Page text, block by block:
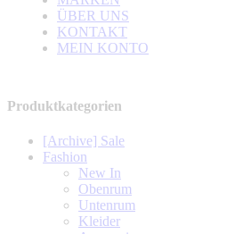
ÜBER UNS
KONTAKT
MEIN KONTO
Produktkategorien
[Archive] Sale
Fashion
New In
Obenrum
Untenrum
Kleider